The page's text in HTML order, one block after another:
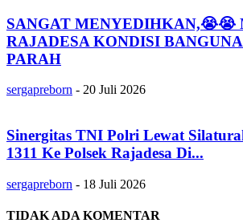
SANGAT MENYEDIHKAN,😭😭
RAJADESA KONDISI
PARAH
sergapreborn - 20 Juli 2026
Sinergitas TNI Polri Lewat
1311 Ke Polsek Rajadesa Di...
sergapreborn - 18 Juli 2026
TIDAK ADA KOMENTAR